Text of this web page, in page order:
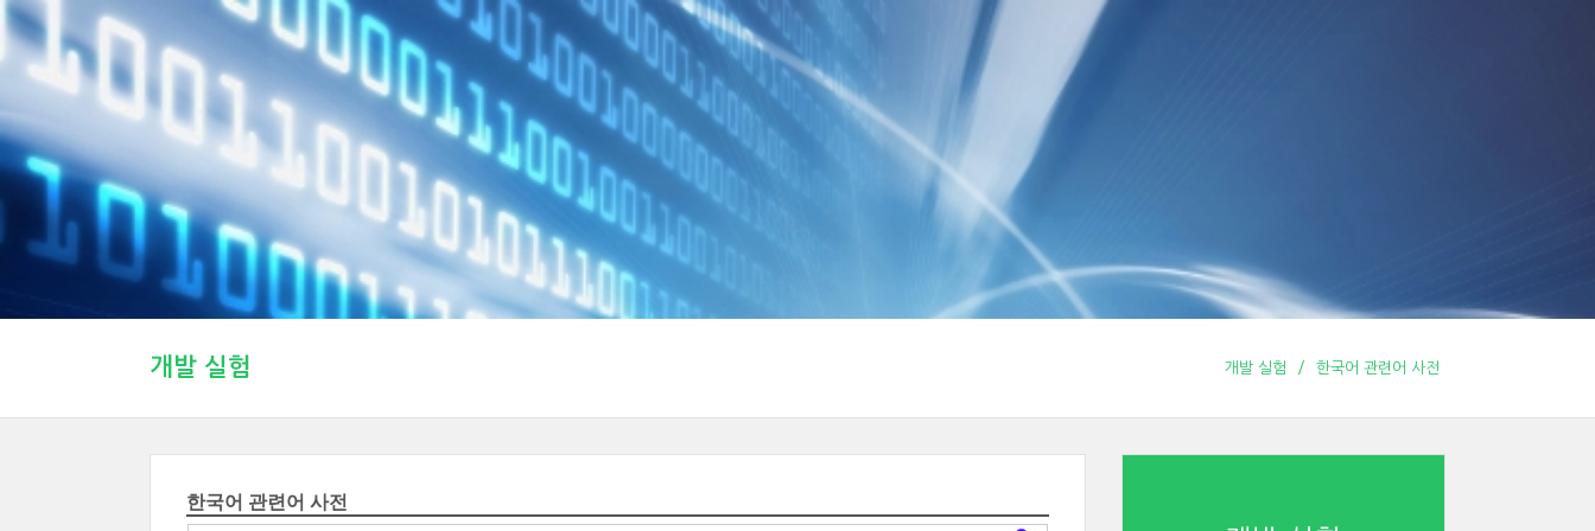
개발 실험 개발 실험 한국어 관련어 사전
한국어 관련어 사전